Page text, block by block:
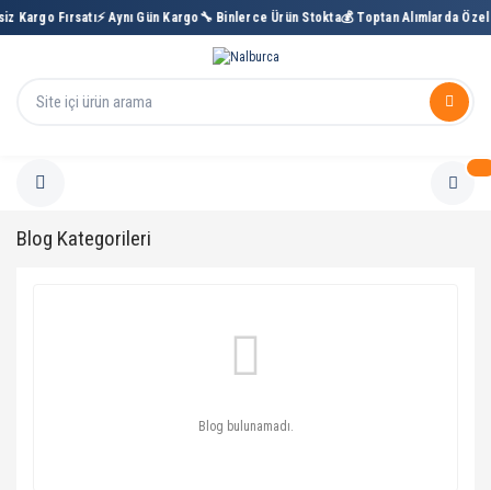
Kargo Fırsatı⚡ Aynı Gün Kargo🔧 Binlerce Ürün Stokta💰 Toptan Alımlarda Özel
Blog Kategorileri
Blog bulunamadı.